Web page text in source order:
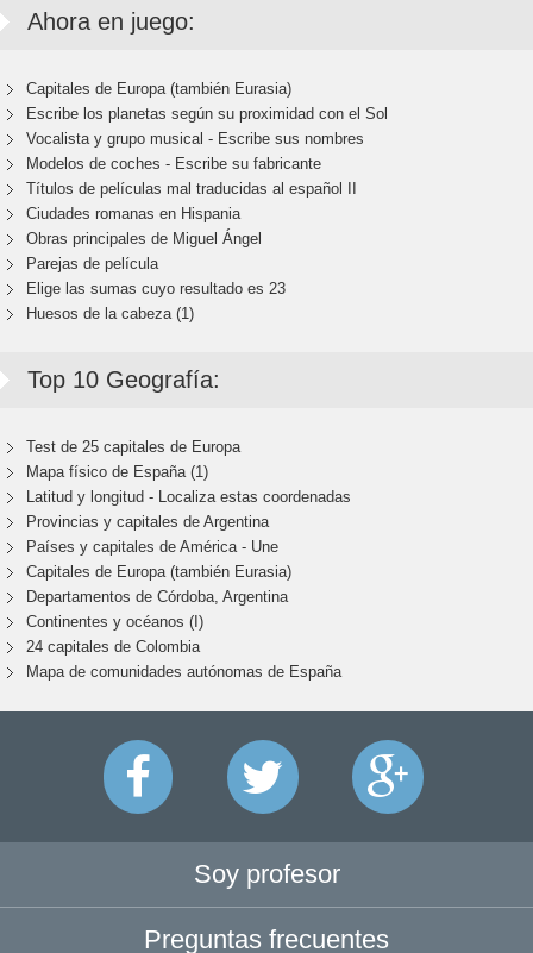
Ahora en juego:
Capitales de Europa (también Eurasia)
Escribe los planetas según su proximidad con el Sol
Vocalista y grupo musical - Escribe sus nombres
Modelos de coches - Escribe su fabricante
Títulos de películas mal traducidas al español II
Ciudades romanas en Hispania
Obras principales de Miguel Ángel
Parejas de película
Elige las sumas cuyo resultado es 23
Huesos de la cabeza (1)
Top 10 Geografía:
Test de 25 capitales de Europa
Mapa físico de España (1)
Latitud y longitud - Localiza estas coordenadas
Provincias y capitales de Argentina
Países y capitales de América - Une
Capitales de Europa (también Eurasia)
Departamentos de Córdoba, Argentina
Continentes y océanos (I)
24 capitales de Colombia
Mapa de comunidades autónomas de España
Soy profesor
Preguntas frecuentes